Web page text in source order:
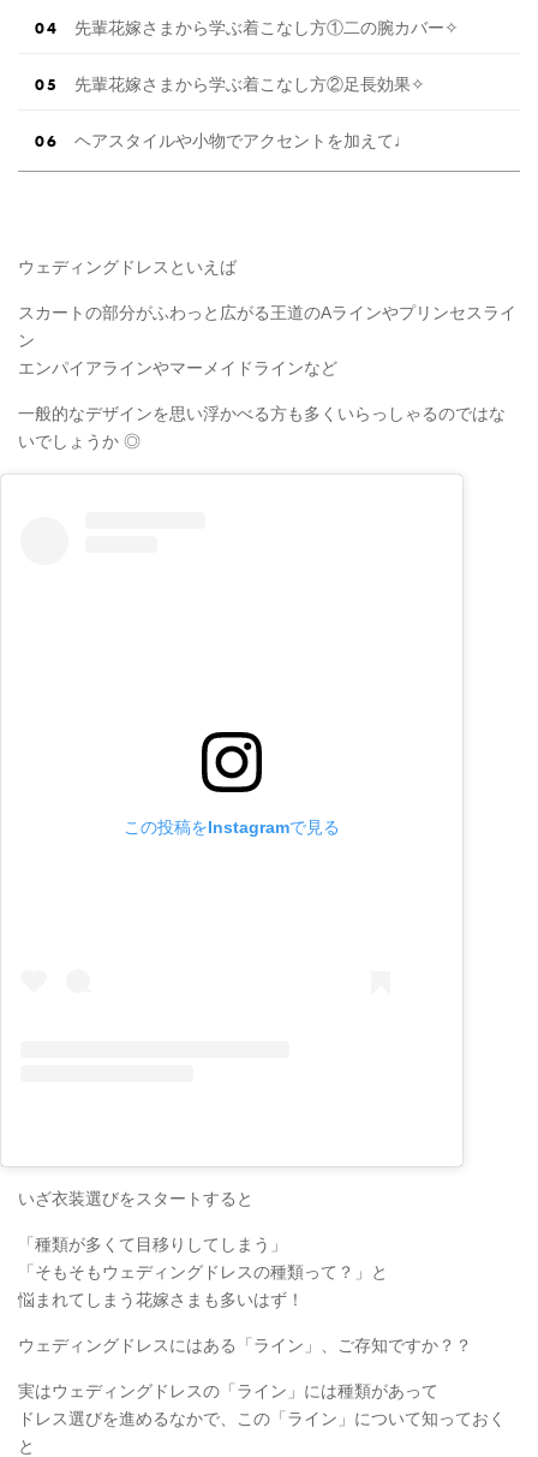
先輩花嫁さまから学ぶ着こなし方①二の腕カバー✧
先輩花嫁さまから学ぶ着こなし方②足長効果✧
ヘアスタイルや小物でアクセントを加えて♩
ウェディングドレスといえば
スカートの部分がふわっと広がる王道のAラインやプリンセスライ
ン
エンパイアラインやマーメイドラインなど
一般的なデザインを思い浮かべる方も多くいらっしゃるのではな
いでしょうか ◎
この投稿をInstagramで見る
いざ衣装選びをスタートすると
「種類が多くて目移りしてしまう」
「そもそもウェディングドレスの種類って？」と
悩まれてしまう花嫁さまも多いはず！
ウェディングドレスにはある「ライン」、ご存知ですか？？
実はウェディングドレスの「ライン」には種類があって
ドレス選びを進めるなかで、この「ライン」について知っておく
と